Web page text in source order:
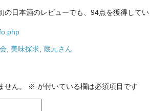
の日本酒のレビューでも、94点を獲得してい
美味探求 蔵元さん
ん。 ※ が付いている欄は必須項目です